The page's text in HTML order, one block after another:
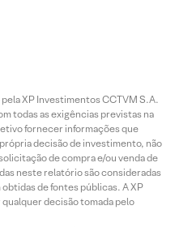
XP Investimentos CCTVM S.A.
todas as exigências previstas na
fornecer informações que
decisão de investimento, não
de compra e/ou venda de
neste relatório são consideradas
obtidas de fontes públicas. A XP
decisão tomada pelo